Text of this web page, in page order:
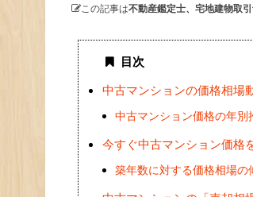
この記事は不動産鑑定士、宅地建物取
目次
中古マンションの価格相場
中古マンション価格の年別
今すぐ中古マンション価格
築年数に対する価格相場の